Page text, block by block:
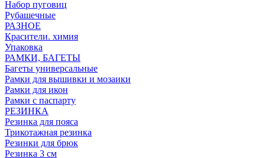
Набор пуговиц
Рубашечные
РАЗНОЕ
Красители. химия
Упаковка
РАМКИ, БАГЕТЫ
Багеты универсальные
Рамки для вышивки и мозаики
Рамки для икон
Рамки с паспарту
РЕЗИНКА
Резинка для пояса
Трикотажная резинка
Резинки для брюк
Резинка 3 см